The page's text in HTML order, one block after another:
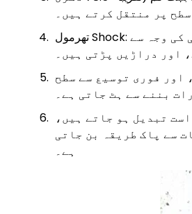
پر منتقل کرتے ہیں۔
تھرمول Shock: سطح کی گندگی ایک حرارتی جھٹکے کے اثر سے، جو اچانک درجہ حرارت میں تبدیلی کی وجہ سے
اور دراڑیں پڑتی ہیں۔
اور فوری توسیع سے سطح
بننے سے ہٹ جاتی ہے۔
تبدیل ہو جاتے ہیں،
سے پاک طریقہ بن جاتی
ہے۔